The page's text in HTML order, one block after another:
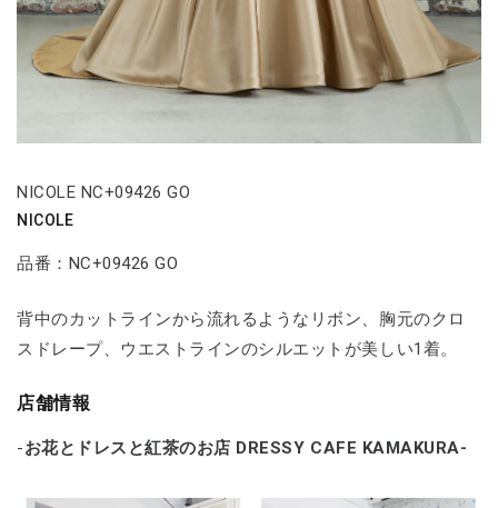
NICOLE NC+09426 GO
NICOLE
品番：NC+09426 GO
背中のカットラインから流れるようなリボン、胸元のクロ
スドレープ、ウエストラインのシルエットが美しい1着。
店舗情報
-お花とドレスと紅茶のお店 DRESSY CAFE KAMAKURA-